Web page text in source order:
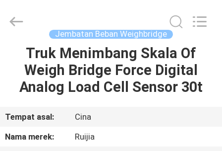
RUMAH
PRODUK
VIDEO
Instruments
Jembatan Beban Weighbridge
Truk Menimbang Skala Of
Weigh Bridge Force Digital
Analog Load Cell Sensor 30t
Tempat asal:
Cina
Nama merek:
Ruijia